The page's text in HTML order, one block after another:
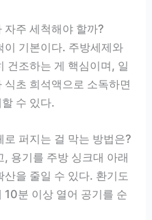
자주 세척해야 할까?
이 기본이다. 주방세제와
건조하는 게 핵심이며, 일
초 희석액으로 소독하면
수 있다.
퍼지는 걸 막는 방법은?
용기를 주방 싱크대 아래
을 줄일 수 있다. 환기도
분 이상 열어 공기를 순